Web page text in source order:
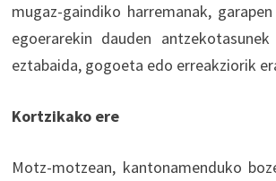
mugaz-gaindiko harremanak,
egoerarekin dauden
eztabaida, gogoeta edo erreakziorik
Kortzikako ere
Motz-motzean, kantonamenduko